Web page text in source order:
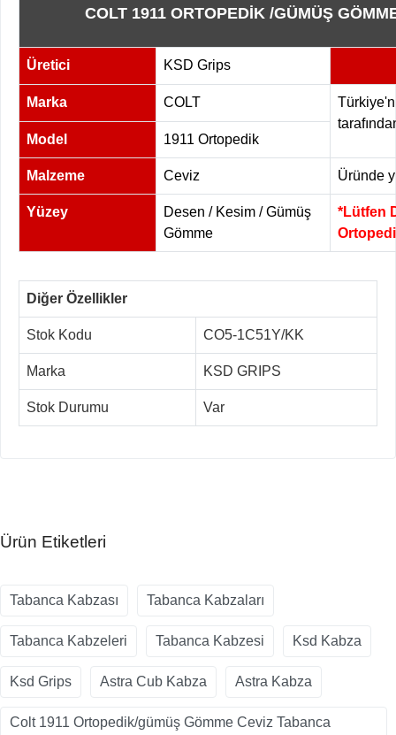
COLT 1911 ORTOPEDİK /GÜMÜŞ
Üretici KSD Grips
Marka COLT
Model
1911 Ortopedik
Malzeme Ceviz Üründe
Yüzey
Desen / Kesim / Gümüş
Gömme
*Lütfen
Diğer Özellikler
Stok Kodu CO5-1C51Y/KK
Marka KSD GRIPS
Stok Durumu Var
Ürün Etiketleri
Tabanca Kabzası Tabanca Kabzaları
Tabanca Kabzeleri Tabanca Kabzesi Ksd Kabza
Ksd Grips Astra Cub Kabza Astra Kabza
Colt 1911 Ortopedik/gümüş Gömme Ceviz Tabanca